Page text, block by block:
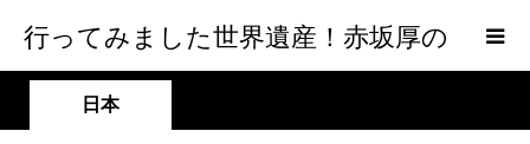
行ってみました世界遺産！赤坂厚の
world Heritage
日本